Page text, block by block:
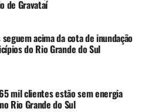
o que é vedado pela Medida
Extraordinária de Apoio à
do Sul, Paulo Pimenta, disse
Executivo vai investigar as
de Gravataí
acima da cota de inundação
do Rio Grande do Sul
mil clientes estão sem energia
Rio Grande do Sul